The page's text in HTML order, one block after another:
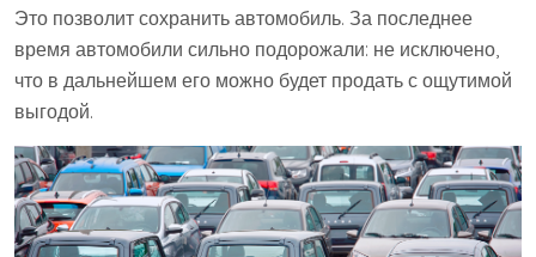
Это позволит сохранить автомобиль. За последнее
время автомобили сильно подорожали: не исключено,
что в дальнейшем его можно будет продать с ощутимой
выгодой.